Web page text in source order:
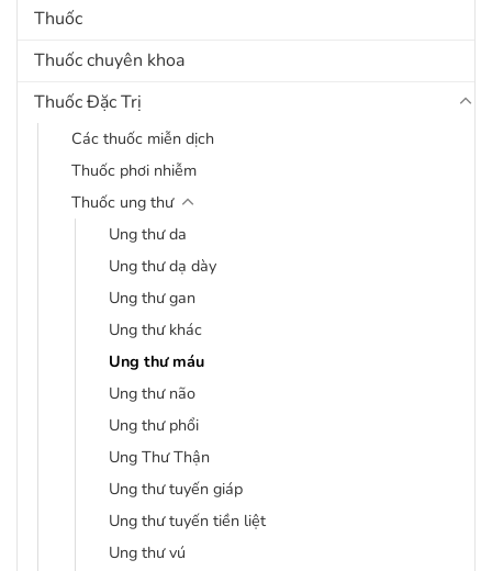
Thuốc
Thuốc chuyên khoa
Thuốc Đặc Trị
Các thuốc miễn dịch
Thuốc phơi nhiễm
Thuốc ung thư
Ung thư da
Ung thư dạ dày
Ung thư gan
Ung thư khác
Ung thư máu
Ung thư não
Ung thư phổi
Ung Thư Thận
Ung thư tuyến giáp
Ung thư tuyến tiền liệt
Ung thư vú